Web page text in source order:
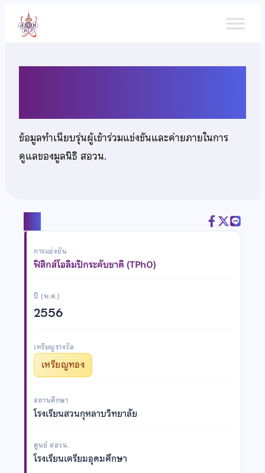
เนื้อหา
ข้อมูลทำเนียบรุ่นผู้เข้าร่วมแข่งขันและค่ายภายในการ
ดูแลของมูลนิธิ สอวน.
การแข่งขัน
ฟิสิกส์โอลิมปิกระดับชาติ (TPhO)
ปี (พ.ศ.)
2556
เหรียญรางวัล
เหรียญทอง
สถานศึกษา
โรงเรียนสวนกุหลาบวิทยาลัย
ศูนย์ สอวน.
โรงเรียนเตรียมอุดมศึกษา